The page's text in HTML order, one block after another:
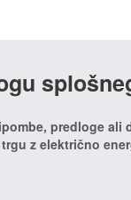
predloge ali
z električno